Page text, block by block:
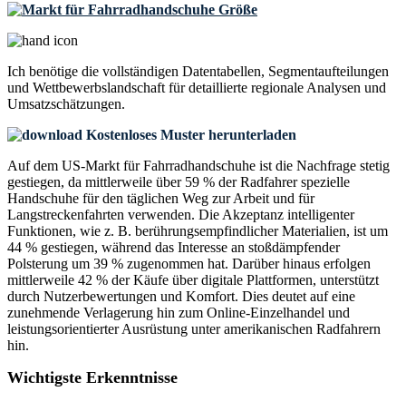
Ich benötige die vollständigen Datentabellen, Segmentaufteilungen
und Wettbewerbslandschaft für detaillierte regionale Analysen und
Umsatzschätzungen.
Kostenloses Muster herunterladen
Auf dem US-Markt für Fahrradhandschuhe ist die Nachfrage stetig
gestiegen, da mittlerweile über 59 % der Radfahrer spezielle
Handschuhe für den täglichen Weg zur Arbeit und für
Langstreckenfahrten verwenden. Die Akzeptanz intelligenter
Funktionen, wie z. B. berührungsempfindlicher Materialien, ist um
44 % gestiegen, während das Interesse an stoßdämpfender
Polsterung um 39 % zugenommen hat. Darüber hinaus erfolgen
mittlerweile 42 % der Käufe über digitale Plattformen, unterstützt
durch Nutzerbewertungen und Komfort. Dies deutet auf eine
zunehmende Verlagerung hin zum Online-Einzelhandel und
leistungsorientierter Ausrüstung unter amerikanischen Radfahrern
hin.
Wichtigste Erkenntnisse